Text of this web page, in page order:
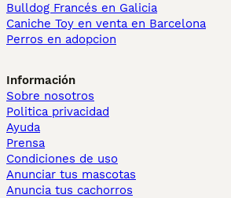
Bulldog Francés en Galicia
Caniche Toy en venta en Barcelona
Perros en adopcion
Información
Sobre nosotros
Politica privacidad
Ayuda
Prensa
Condiciones de uso
Anunciar tus mascotas
Anuncia tus cachorros